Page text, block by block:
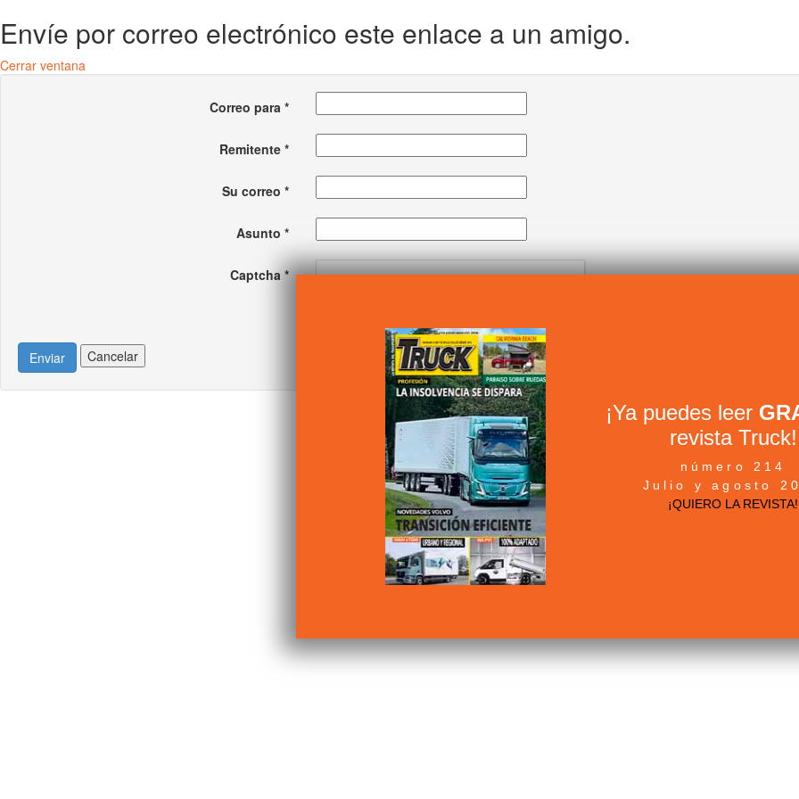
Envíe por correo electrónico este enlace a un amigo.
Cerrar ventana
Correo para*
Remitente*
Su correo *
Asunto *
Captcha*
Enviar Cancelar
¡Ya puedes leer
revista Truck!
número 214
Julio y agosto
¡QUIERO LA REVISTA!